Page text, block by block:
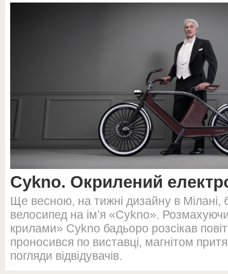
Cykno. Окрилений
Ще весною, на тижні дизайну в Мілані,
велосипед на ім’я «Cykno».
крилами» Cykno бадьоро розсікав
проносився по виставці, магнітом
погляди відвідувачів.